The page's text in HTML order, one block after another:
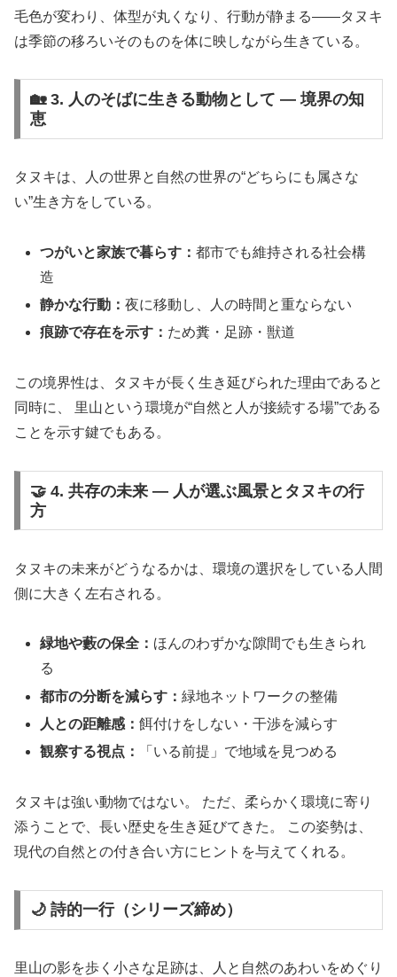
毛色が変わり、体型が丸くなり、行動が静まる――タヌキ
は季節の移ろいそのものを体に映しながら生きている。
🏡 3. 人のそばに生きる動物として ― 境界の知
恵
タヌキは、人の世界と自然の世界の“どちらにも属さな
い”生き方をしている。
つがいと家族で暮らす：都市でも維持される社会構
造
静かな行動：夜に移動し、人の時間と重ならない
痕跡で存在を示す： ため糞・足跡・獣道
この境界性は、タヌキが長く生き延びられた理由であると
同時に、 里山という環境が“自然と人が接続する場”である
ことを示す鍵でもある。
🤝 4. 共存の未来 ― 人が選ぶ風景とタヌキの行
方
タヌキの未来がどうなるかは、環境の選択をしている人間
側に大きく左右される。
緑地や藪の保全： ほんのわずかな隙間でも生きられ
る
都市の分断を減らす：緑地ネットワークの整備
人との距離感：餌付けをしない・干渉を減らす
観察する視点：
「いる前提」で地域を見つめる
タヌキは強い動物ではない。 ただ、柔らかく環境に寄り
添うことで、長い歴史を生き延びてきた。 この姿勢は、
現代の自然との付き合い方にヒントを与えてくれる。
🌙 詩的一行（シリーズ締め）
里山の影を歩く小さな足跡は、人と自然のあわいをめぐり